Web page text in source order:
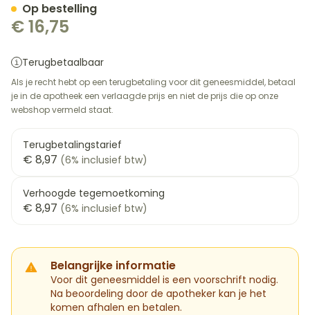
€ 16,75
Terugbetaalbaar
Als je recht hebt op een terugbetaling voor dit geneesmiddel, betaal
je in de apotheek een verlaagde prijs en niet de prijs die op onze
webshop vermeld staat.
Terugbetalingstarief
€ 8,97 (6% inclusief btw)
Verhoogde tegemoetkoming
€ 8,97 (6% inclusief btw)
Belangrijke informatie
Voor dit geneesmiddel is een voorschrift nodig.
Na beoordeling door de apotheker kan je het
komen afhalen en betalen.
Op bestelling